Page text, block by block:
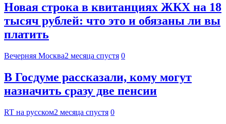
Новая строка в квитанциях ЖКХ на 18
тысяч рублей: что это и обязаны ли вы
платить
Вечерняя Москва2 месяца спустя 0
В Госдуме рассказали, кому могут
назначить сразу две пенсии
RT на русском2 месяца спустя 0